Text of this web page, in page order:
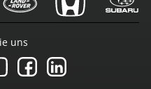
uns